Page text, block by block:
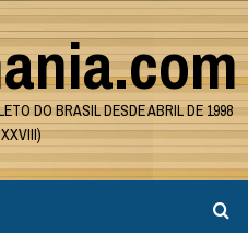
DO BRASIL DESDE ABRIL DE 1998